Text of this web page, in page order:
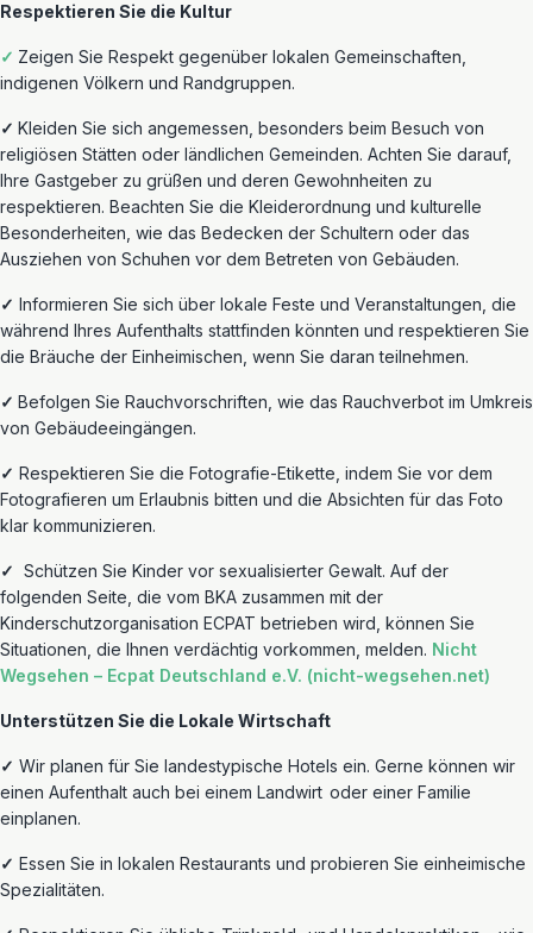
Respektieren Sie die Kultur
✓ Zeigen Sie Respekt gegenüber lokalen Gemeinschaften,
indigenen Völkern und Randgruppen.
✓ Kleiden Sie sich angemessen, besonders beim Besuch von
religiösen Stätten oder ländlichen Gemeinden. Achten Sie darauf,
Ihre Gastgeber zu grüßen und deren Gewohnheiten zu
respektieren. Beachten Sie die Kleiderordnung und kulturelle
Besonderheiten , wie das Bedecken der Schultern oder das
Ausziehen von Schuhen vor dem Betreten von Gebäuden.
✓ Informieren Sie sich über lokale Feste und Veranstaltungen, die
während Ihres Aufenthalts stattfinden könnten und respektieren Sie
die Bräuche der Einheimischen, wenn Sie daran teilnehmen.
✓ Befolgen Sie Rauchvorschriften, wie das Rauchverbot im Umkreis
von Gebäudeeingängen.
✓ Respektieren Sie die Fotografie-Etikette, indem Sie vor dem
Fotografieren um Erlaubnis bitten und die Absichten für das Foto
klar kommunizieren.
✓ Schützen Sie Kinder vor sexualisierter Gewalt. Auf der
folgenden Seite, die vom BKA zusammen mit der
Kinderschutzorganisation ECPAT betrieben wird, können Sie
Situationen, die Ihnen verdächtig vorkommen, melden. Nicht
Wegsehen – Ecpat Deutschland e.V. (nicht-wegsehen.net)
Unterstützen Sie die Lokale Wirtschaft
✓ Wir planen für Sie landestypische Hotels ein. Gerne können wir
einen Aufenthalt auch bei einem Landwirt oder einer Familie
einplanen.
✓ Essen Sie in lokalen Restaurants und probieren Sie einheimische
Spezialitäten.